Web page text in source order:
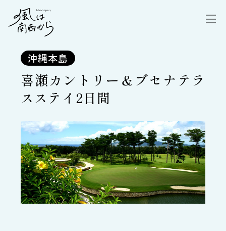
沖縄本島
喜瀬カントリー＆ブセナテラ
スステイ2日間